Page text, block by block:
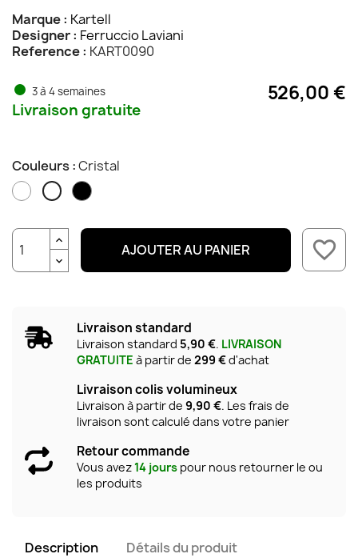
Marque : Kartell
Designer : Ferruccio Laviani
Reference : KART0090
3 à 4 semaines 526,00 €
Livraison gratuite
Couleurs :Cristal
Blanc
brillant
CristalNoir
AJOUTER AU PANIER favorite_border
Livraison standard
Livraison standard 5,90 €. LIVRAISON
GRATUITE à partir de 299 €d'achat
Livraison colis volumineux
Livraison à partir de 9,90 €. Les frais de
livraison sont calculé dans votre panier
Retour commande
Vous avez14 jours pour nous retourner le ou
les produits
Description Détails du produit